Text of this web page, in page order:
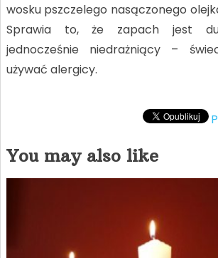
wosku pszczelego nasączonego
Sprawia to, że zapach jest
jednocześnie niedrażniący –
używać alergicy.
You may also like